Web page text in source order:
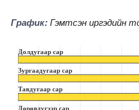
График:Гэмтсэн иргэдийн